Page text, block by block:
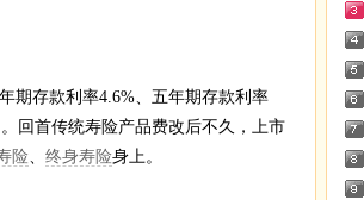
存款利率4.6%、五年期存款利率
回首传统寿险产品费改后不久，上市
险、 终身寿险身上。